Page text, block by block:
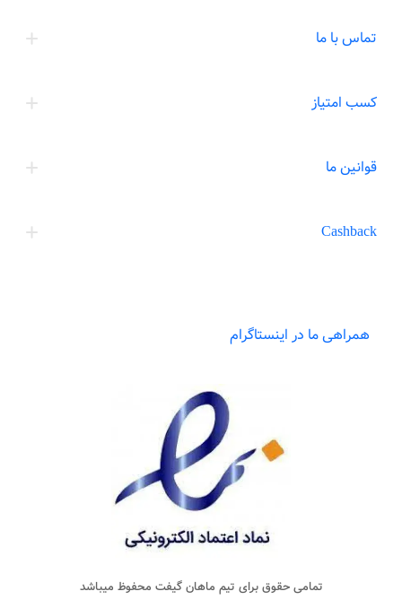
تماس با ما
کسب امتیاز
قوانین ما
Cashback
همراهی ما در اینستاگرام
تمامی حقوق برای تیم ماهان گیفت محفوظ میباشد